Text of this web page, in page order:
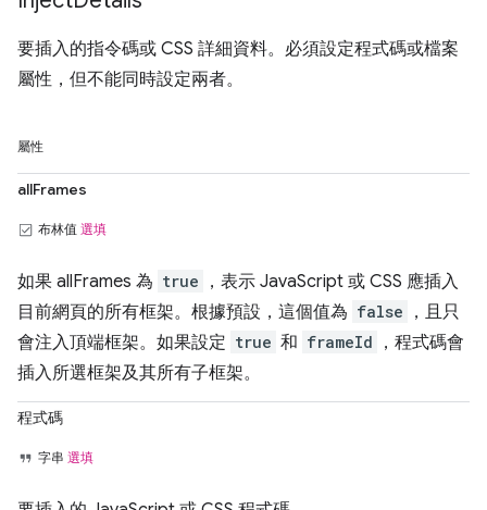
要插入的指令碼或 CSS 詳細資料。必須設定程式碼或檔案
屬性，但不能同時設定兩者。
屬性
allFrames
布林值 選填
如果 allFrames 為 true
，表示 JavaScript 或 CSS 應插入
目前網頁的所有框架。根據預設，這個值為 false
，且只
會注入頂端框架。如果設定 true 和 frameId
，程式碼會
插入所選框架及其所有子框架。
程式碼
字串 選填